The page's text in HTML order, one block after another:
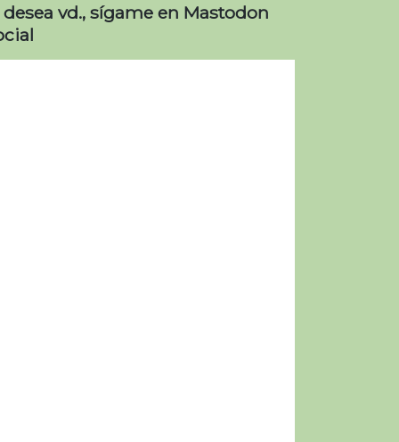
desea vd., sígame en Mastodon